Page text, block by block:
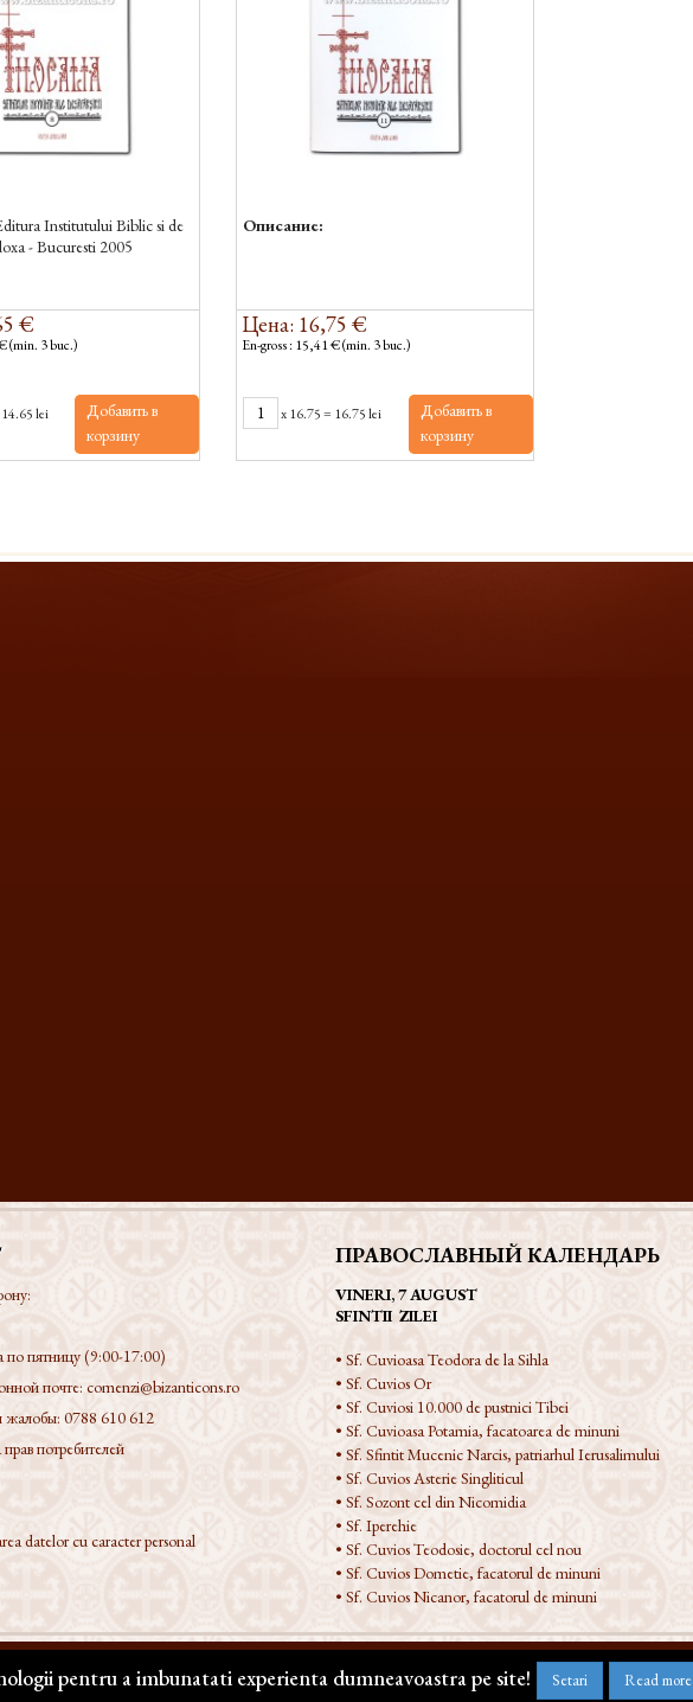
Institutului Biblic si de
- Bucuresti 2005
€
(min. 3 buc.)
14.65 lei
Добавить в
корзину
Описание:
Цена: 16,75 €
En-gross : 15,41 € (min. 3 buc.)
x16.75= 16.75 lei
Добавить в
корзину
по пятницу (9:00-17:00)
почте: comenzi@bizanticons.ro
жалобы: 0788 610 612
потребителей
datelor cu caracter personal
ПРАВОСЛАВНЫЙ КАЛЕНДАРЬ
VINERI, 7 AUGUST
SFINTII ZILEI
• Sf. Cuvioasa Teodora de la Sihla
• Sf. Cuvios Or
• Sf. Cuviosi 10.000 de pustnici Tibei
• Sf. Cuvioasa Potamia, facatoarea de minuni
• Sf. Sfintit Mucenic Narcis, patriarhul Ierusalimului
• Sf. Cuvios Asterie Singliticul
• Sf. Sozont cel din Nicomidia
• Sf. Iperehie
• Sf. Cuvios Teodosie, doctorul cel nou
• Sf. Cuvios Dometie, facatorul de minuni
• Sf. Cuvios Nicanor, facatorul de minuni
pentru a imbunatati experienta dumneavoastra pe site! Setari Read more